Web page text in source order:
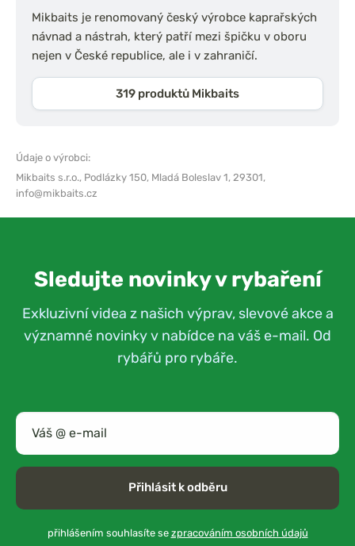
Mikbaits je renomovaný český výrobce kaprařských
návnad a nástrah, který patří mezi špičku v oboru
nejen v České republice, ale i v zahraničí.
319 produktů Mikbaits
Údaje o výrobci:
Mikbaits s.r.o., Podlázky 150, Mladá Boleslav 1, 29301,
info@mikbaits.cz
Sledujte novinky v rybaření
Exkluzivní videa z našich výprav, slevové akce a
významné novinky v nabídce na váš e-mail. Od
rybářů pro rybáře.
Přihlásit k odběru
přihlášením souhlasíte se zpracováním osobních údajů